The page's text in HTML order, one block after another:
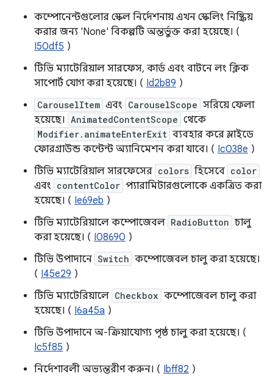
কম্পোনেন্টগুলোর স্কেল নির্দেশনায় এখন স্কেলিং নিষ্ক্রিয়
করার জন্য 'None' বিকল্পটি অন্তর্ভুক্ত করা হয়েছে। (
I50df5 )
টিভি ম্যাটেরিয়াল সারফেস, কার্ড এবং বাটনে লং ক্লিক
সাপোর্ট যোগ করা হয়েছে। ( Id2b89 )
CarouselItem এবং CarouselScope সরিয়ে ফেলা
হয়েছে। AnimatedContentScope থেকে
Modifier.animateEnterExit ব্যবহার করে স্লাইডে
ফোরগ্রাউন্ড কন্টেন্ট অ্যানিমেশন করা যাবে। ( Ic038e )
টিভি ম্যাটেরিয়াল সারফেসের colors হিসেবে color
এবং contentColor প্যারামিটারগুলোকে একত্রিত করা
হয়েছে। ( Ie69eb )
টিভি ম্যাটেরিয়ালে কম্পোজেবল RadioButton চালু
করা হয়েছে। ( I08690 )
টিভি উপাদানে Switch কম্পোজেবল চালু করা হয়েছে।
( I45e29 )
টিভি ম্যাটেরিয়ালে Checkbox কম্পোজেবল চালু করা
হয়েছে। ( I6a45a )
টিভি উপাদানে অ-ক্রিয়াযোগ্য পৃষ্ঠ চালু করা হয়েছে। (
Ic5f85 )
নির্দেশাবলী অভ্যন্তরীণ করুন। ( Ibff82 )